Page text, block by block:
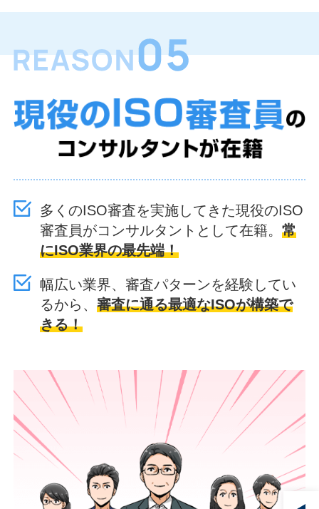
多くのISO審査を実施してきた現役のISO
審査員がコンサルタントとして在籍。 常
にISO業界の最先端！
幅広い業界、審査パターンを経験してい
るから、 審査に通る最適なISOが構築で
きる！